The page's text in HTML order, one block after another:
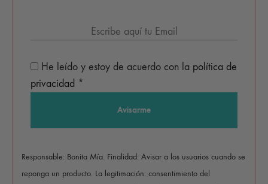
He leído y estoy de acuerdo con la política de
privacidad *
Responsable: Bonita Mía. Finalidad: Avisar a los usuarios cuando se
reponga un producto. La legitimación: consentimiento del